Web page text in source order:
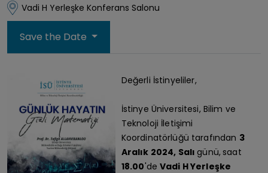
Vadi H Yerleşke Konferans Salonu
Save the Date
Değerli İstinyeliler,
İstinye Üniversitesi, Bilim ve
Teknoloji İletişimi
Koordinatörlüğü tarafından 3
Aralık 2024, Salıgünü, saat
18.00'deVadi H Yerleşke